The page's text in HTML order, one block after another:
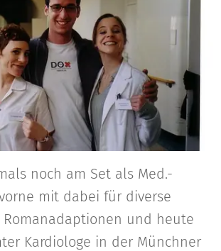
noch am Set als Med.-
mit dabei für diverse
und heute
Kardiologe in der Münchner